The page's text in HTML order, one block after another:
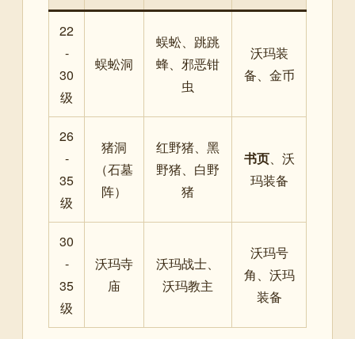
22
-
30
级
蜈蚣洞
蜈蚣、跳跳
蜂、邪恶钳
虫
沃玛装
备、金币
26
-
35
级
猪洞
（石墓
阵）
红野猪、黑
野猪、白野
猪
书页、沃
玛装备
30
-
35
级
沃玛寺
庙
沃玛战士、
沃玛教主
沃玛号
角、沃玛
装备